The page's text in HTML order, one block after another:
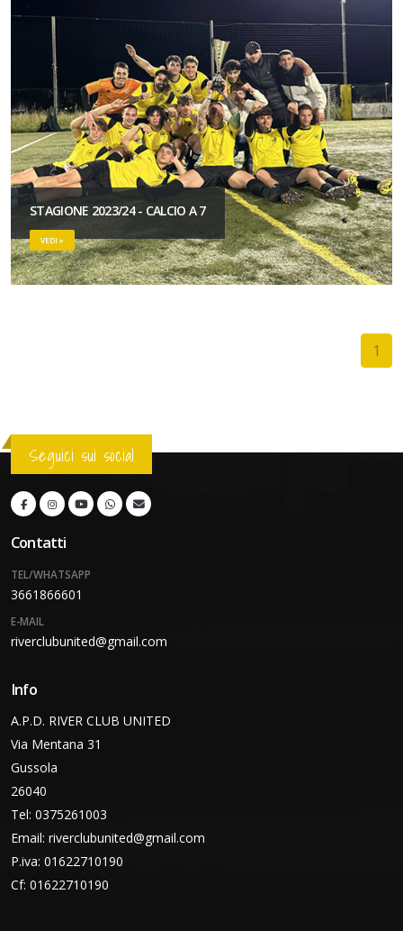
STAGIONE 2023/24 - CALCIO A 7
VEDI »
1
Seguici sui social
Contatti
TEL/WHATSAPP
3661866601
E-MAIL
riverclubunited@gmail.com
Info
A.P.D. RIVER CLUB UNITED
Via Mentana 31
Gussola
26040
Tel: 0375261003
Email: riverclubunited@gmail.com
P.iva: 01622710190
Cf: 01622710190